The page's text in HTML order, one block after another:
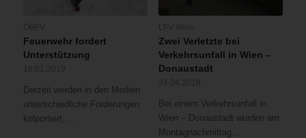
Feuerwehr fordert
Unterstützung
Derzeit werden in den Medien
unterschiedliche Forderungen
kolportiert,…
Zwei Verletzte bei
Verkehrsunfall in Wien –
Donaustadt
Bei einem Verkehrsunfall in
Wien – Donaustadt wurden am
Montagnachmittag…